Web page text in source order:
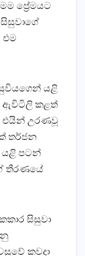
ප්‍රේමයට
එම
යළි
ඇවිටිලි කළත්
එයින් උරණවූ
තර්ජන
යළි පටන්
තීරණයේ
සිසුවා
කවදා